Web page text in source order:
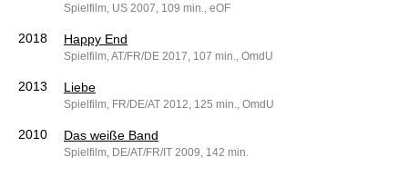
Spielfilm, US 2007, 109 min., eOF
2018 Happy End
Spielfilm, AT/FR/DE 2017, 107 min., OmdU
2013 Liebe
Spielfilm, FR/DE/AT 2012, 125 min., OmdU
2010 Das weiße Band
Spielfilm, DE/AT/FR/IT 2009, 142 min.